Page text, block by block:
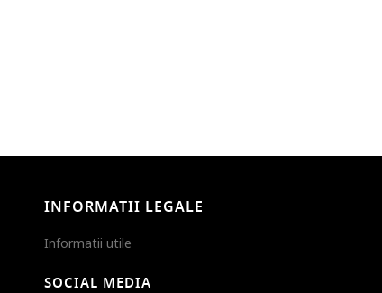
INFORMATII LEGALE
Informatii utile
SOCIAL MEDIA